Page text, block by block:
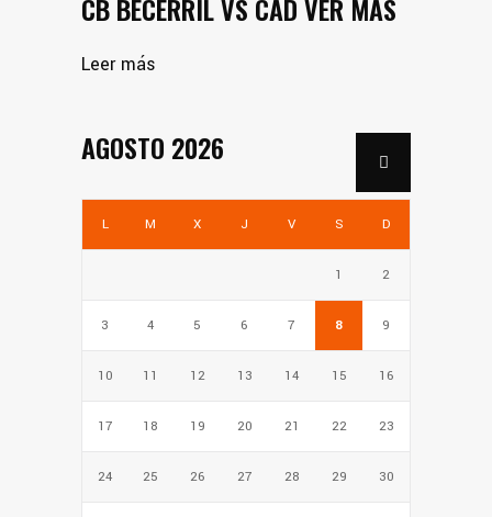
CB BECERRIL VS CAD VER MAS
Leer más
AGOSTO 2026
L M X J V S D
1 2
3 4 5 6 7 8 9
10 11 12 13 14 15 16
17 18 19 20 21 22 23
24 25 26 27 28 29 30